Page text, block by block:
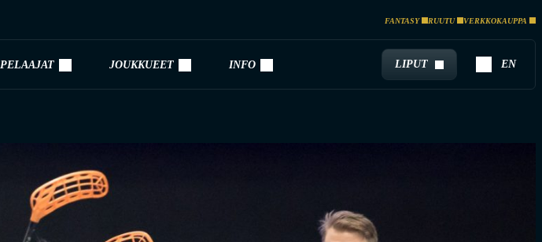
FANTASY RUUTU VERKKOKAUPPA
PELAAJAT JOUKKUEET INFO LIPUT EN